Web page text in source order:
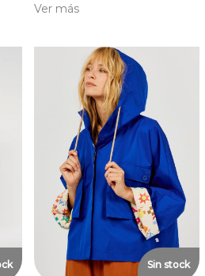
Ver más
Sin stock